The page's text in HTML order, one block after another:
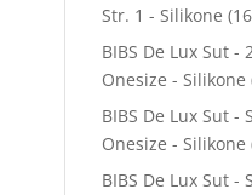
Str. 1 - Silikone
BIBS De Lux Sut -
Onesize - Silikone
BIBS De Lux Sut -
Onesize - Silikone
BIBS De Lux Sut -